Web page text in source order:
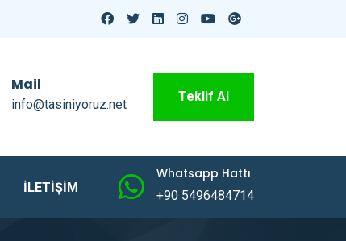
Mail
info@tasiniyoruz.net Teklif Al
İLETİŞİM
Whatsapp Hattı
+90 5496484714